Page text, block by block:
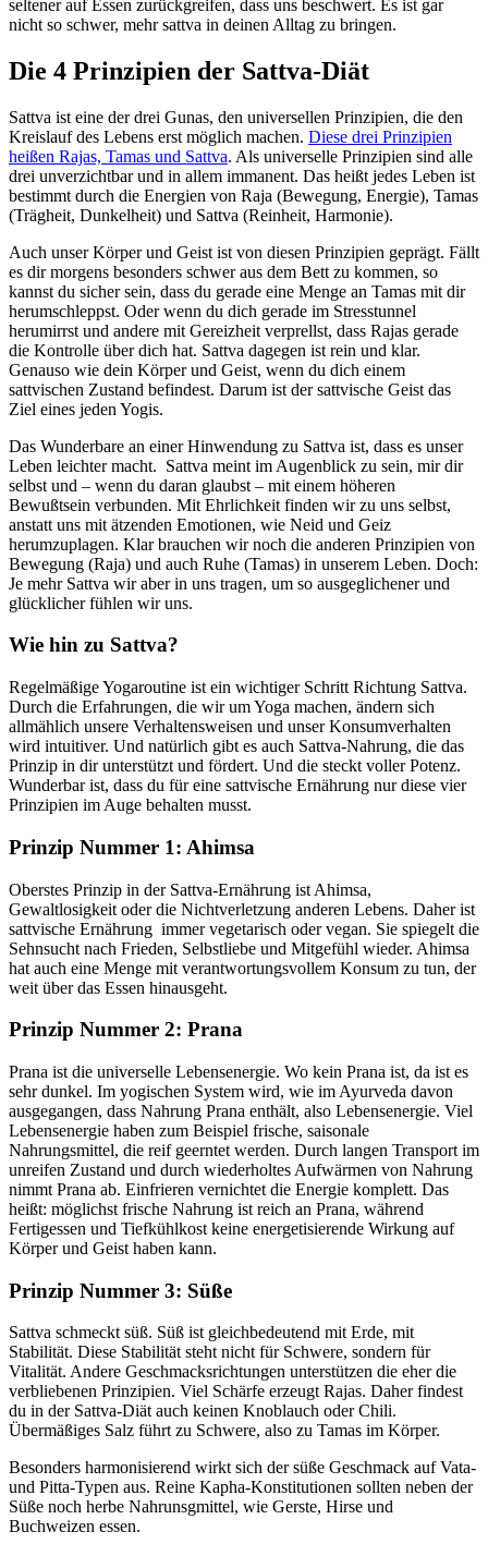
seltener auf Essen zurückgreifen, dass uns beschwert. Es ist gar
nicht so schwer, mehr sattva in deinen Alltag zu bringen.
Die 4 Prinzipien der Sattva-Diät
Sattva ist eine der drei Gunas, den universellen Prinzipien, die den
Kreislauf des Lebens erst möglich machen. Diese drei Prinzipien
heißen Rajas, Tamas und Sattva. Als universelle Prinzipien sind alle
drei unverzichtbar und in allem immanent. Das heißt jedes Leben ist
bestimmt durch die Energien von Raja (Bewegung, Energie), Tamas
(Trägheit, Dunkelheit) und Sattva (Reinheit, Harmonie).
Auch unser Körper und Geist ist von diesen Prinzipien geprägt. Fällt
es dir morgens besonders schwer aus dem Bett zu kommen, so
kannst du sicher sein, dass du gerade eine Menge an Tamas mit dir
herumschleppst. Oder wenn du dich gerade im Stresstunnel
herumirrst und andere mit Gereizheit verprellst, dass Rajas gerade
die Kontrolle über dich hat. Sattva dagegen ist rein und klar.
Genauso wie dein Körper und Geist, wenn du dich einem
sattvischen Zustand befindest. Darum ist der sattvische Geist das
Ziel eines jeden Yogis.
Das Wunderbare an einer Hinwendung zu Sattva ist, dass es unser
Leben leichter macht. Sattva meint im Augenblick zu sein, mir dir
selbst und – wenn du daran glaubst – mit einem höheren
Bewußtsein verbunden. Mit Ehrlichkeit finden wir zu uns selbst,
anstatt uns mit ätzenden Emotionen, wie Neid und Geiz
herumzuplagen. Klar brauchen wir noch die anderen Prinzipien von
Bewegung (Raja) und auch Ruhe (Tamas) in unserem Leben. Doch:
Je mehr Sattva wir aber in uns tragen, um so ausgeglichener und
glücklicher fühlen wir uns.
Wie hin zu Sattva?
Regelmäßige Yogaroutine ist ein wichtiger Schritt Richtung Sattva.
Durch die Erfahrungen, die wir um Yoga machen, ändern sich
allmählich unsere Verhaltensweisen und unser Konsumverhalten
wird intuitiver. Und natürlich gibt es auch Sattva-Nahrung, die das
Prinzip in dir unterstützt und fördert. Und die steckt voller Potenz.
Wunderbar ist, dass du für eine sattvische Ernährung nur diese vier
Prinzipien im Auge behalten musst.
Prinzip Nummer 1: Ahimsa
Oberstes Prinzip in der Sattva-Ernährung ist Ahimsa,
Gewaltlosigkeit oder die Nichtverletzung anderen Lebens. Daher ist
sattvische Ernährung immer vegetarisch oder vegan. Sie spiegelt die
Sehnsucht nach Frieden, Selbstliebe und Mitgefühl wieder. Ahimsa
hat auch eine Menge mit verantwortungsvollem Konsum zu tun, der
weit über das Essen hinausgeht.
Prinzip Nummer 2: Prana
Prana ist die universelle Lebensenergie. Wo kein Prana ist, da ist es
sehr dunkel. Im yogischen System wird, wie im Ayurveda davon
ausgegangen, dass Nahrung Prana enthält, also Lebensenergie. Viel
Lebensenergie haben zum Beispiel frische, saisonale
Nahrungsmittel, die reif geerntet werden. Durch langen Transport im
unreifen Zustand und durch wiederholtes Aufwärmen von Nahrung
nimmt Prana ab. Einfrieren vernichtet die Energie komplett. Das
heißt: möglichst frische Nahrung ist reich an Prana, während
Fertigessen und Tiefkühlkost keine energetisierende Wirkung auf
Körper und Geist haben kann.
Prinzip Nummer 3: Süße
Sattva schmeckt süß. Süß ist gleichbedeutend mit Erde, mit
Stabilität. Diese Stabilität steht nicht für Schwere, sondern für
Vitalität. Andere Geschmacksrichtungen unterstützen die eher die
verbliebenen Prinzipien. Viel Schärfe erzeugt Rajas. Daher findest
du in der Sattva-Diät auch keinen Knoblauch oder Chili.
Übermäßiges Salz führt zu Schwere, also zu Tamas im Körper.
Besonders harmonisierend wirkt sich der süße Geschmack auf Vata-
und Pitta-Typen aus. Reine Kapha-Konstitutionen sollten neben der
Süße noch herbe Nahrunsgmittel, wie Gerste, Hirse und
Buchweizen essen.